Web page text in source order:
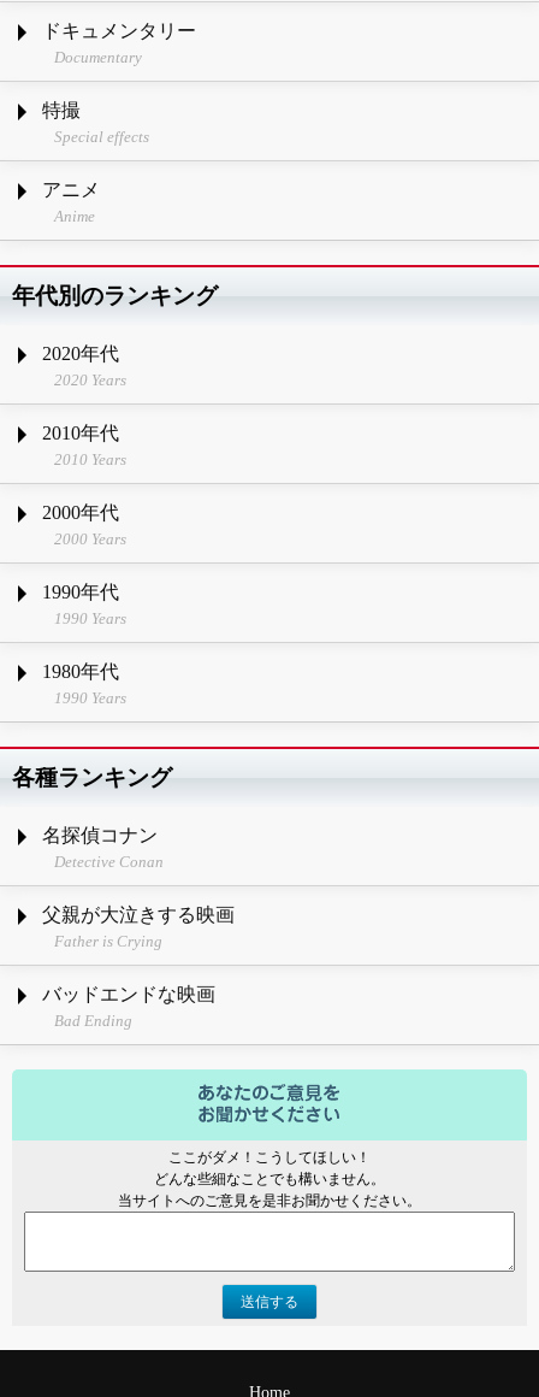
ドキュメンタリー
Documentary
特撮
Special effects
アニメ
Anime
年代別のランキング
2020年代
2020 Years
2010年代
2010 Years
2000年代
2000 Years
1990年代
1990 Years
1980年代
1990 Years
各種ランキング
名探偵コナン
Detective Conan
父親が大泣きする映画
Father is Crying
バッドエンドな映画
Bad Ending
ここがダメ！こうしてほしい！
どんな些細なことでも構いません。
当サイトへのご意見を是非お聞かせください。
送信する
Home